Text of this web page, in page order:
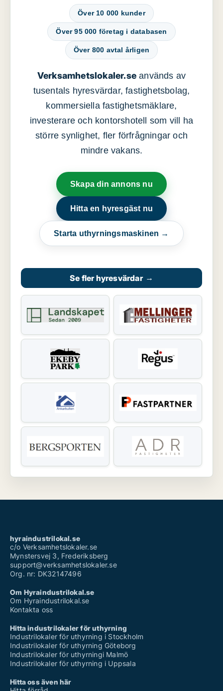
Över 10 000 kunder
Över 95 000 företag i databasen
Över 800 avtal årligen
Verksamhetslokaler.se används av
tusentals hyresvärdar, fastighetsbolag,
kommersiella fastighetsmäklare,
investerare och kontorshotell som vill ha
större synlighet, fler förfrågningar och
mindre vakans.
Skapa din annons nu
Hitta en hyresgäst nu
Starta uthyrningsmaskinen →
Se fler hyresvärdar →
hyraindustrilokal.se
c/o Verksamhetslokaler.se
Mynstersvej 3, Frederiksberg
support@verksamhetslokaler.se
Org. nr: DK32147496
Om Hyraindustrilokal.se
Om Hyraindustrilokal.se
Kontakta oss
Hitta industrilokaler för uthyrning
Industrilokaler för uthyrning i Stockholm
Industrilokaler för uthyrning Göteborg
Industrilokaler för uthyrningi Malmö
Industrilokaler för uthyrning i Uppsala
Hitta oss även här